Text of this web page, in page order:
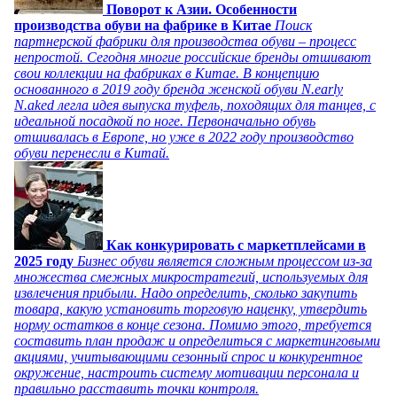
Поворот к Азии. Особенности
производства обуви на фабрике в Китае Поиск
партнерской фабрики для производства обуви – процесс
непростой. Сегодня многие российские бренды отшивают
свои коллекции на фабриках в Китае. В концепцию
основанного в 2019 году бренда женской обуви N.early
N.aked легла идея выпуска туфель, походящих для танцев, с
идеальной посадкой по ноге. Первоначально обувь
отшивалась в Европе, но уже в 2022 году производство
обуви перенесли в Китай.
Как конкурировать с маркетплейсами в
2025 году Бизнес обуви является сложным процессом из-за
множества смежных микростратегий, используемых для
извлечения прибыли. Надо определить, сколько закупить
товара, какую установить торговую наценку, утвердить
норму остатков в конце сезона. Помимо этого, требуется
составить план продаж и определиться с маркетинговыми
акциями, учитывающими сезонный спрос и конкурентное
окружение, настроить систему мотивации персонала и
правильно расставить точки контроля.